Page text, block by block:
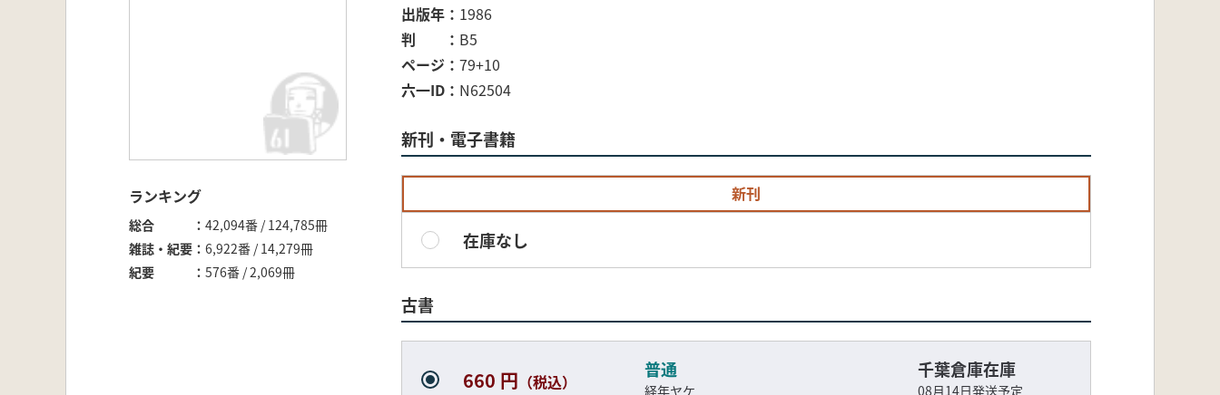
ランキング
総合
42,094番 / 124,785冊
雑誌・紀要
6,922番 / 14,279冊
紀要
576番 / 2,069冊
出版年
1986
判
B5
ページ
79+10
六一ID
N62504
新刊・電子書籍
新刊
在庫なし
古書
660 円 （税込）
普通
経年ヤケ
千葉倉庫在庫
08月14日発送予定